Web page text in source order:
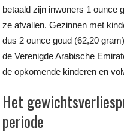
betaald zijn inwoners 1 ounce
ze afvallen. Gezinnen met
dus 2 ounce goud (62,20
de Verenigde Arabische
de opkomende kinderen en
Het
periode